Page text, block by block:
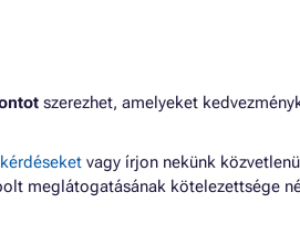
szerezhet, amelyeket
vagy írjon nekünk
meglátogatásának kötelezettsége